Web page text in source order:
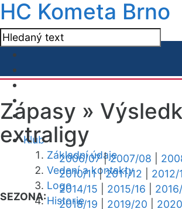
HC Kometa Brno
Klub
Základní údaje
Vedení a kontakty
Logo
Historie
Zápasy »
extraligy
SEZONA:
2006/07|2007/08
2010/11|2011/12 2012/
2014/15
2015/16
2018/19
2019/20